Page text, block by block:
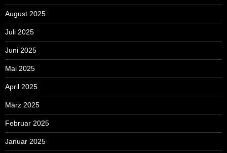
August 2025
Juli 2025
Juni 2025
Mai 2025
April 2025
März 2025
Februar 2025
Januar 2025